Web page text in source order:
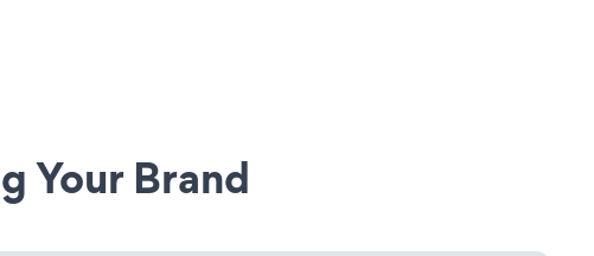
Your Brand